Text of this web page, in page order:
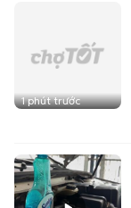
1 phút trước